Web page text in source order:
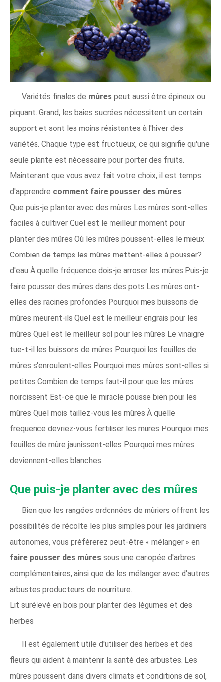
Variétés finales de mûres peut aussi être épineux ou
piquant. Grand, les baies sucrées nécessitent un certain
support et sont les moins résistantes à l'hiver des
variétés. Chaque type est fructueux, ce qui signifie qu'une
seule plante est nécessaire pour porter des fruits.
Maintenant que vous avez fait votre choix, il est temps
d'apprendre comment faire pousser des mûres
Que puis-je planter avec des mûres Les mûres sont-elles
faciles à cultiver Quel est le meilleur moment pour
planter des mûres Où les mûres poussent-elles le mieux
Combien de temps les mûres mettent-elles à pousser?
d'eau À quelle fréquence dois-je arroser les mûres Puis-je
faire pousser des mûres dans des pots Les mûres ont-
elles des racines profondes Pourquoi mes buissons de
mûres meurent-ils Quel est le meilleur engrais pour les
mûres Quel est le meilleur sol pour les mûres Le vinaigre
tue-t-il les buissons de mûres Pourquoi les feuilles de
mûres s'enroulent-elles Pourquoi mes mûres sont-elles si
petites Combien de temps faut-il pour que les mûres
noircissent Est-ce que le miracle pousse bien pour les
mûres Quel mois taillez-vous les mûres À quelle
fréquence devriez-vous fertiliser les mûres Pourquoi mes
feuilles de mûre jaunissent-elles Pourquoi mes mûres
deviennent-elles blanches
Que puis-je planter avec des mûres
Bien que les rangées ordonnées de mûriers offrent les
possibilités de récolte les plus simples pour les jardiniers
autonomes, vous préférerez peut-être « mélanger » en
faire pousser des mûres sous une canopée d'arbres
complémentaires, ainsi que de les mélanger avec d'autres
arbustes producteurs de nourriture.
Lit surélevé en bois pour planter des légumes et des
herbes
Il est également utile d'utiliser des herbes et des
fleurs qui aident à maintenir la santé des arbustes. Les
mûres poussent dans divers climats et conditions de sol,